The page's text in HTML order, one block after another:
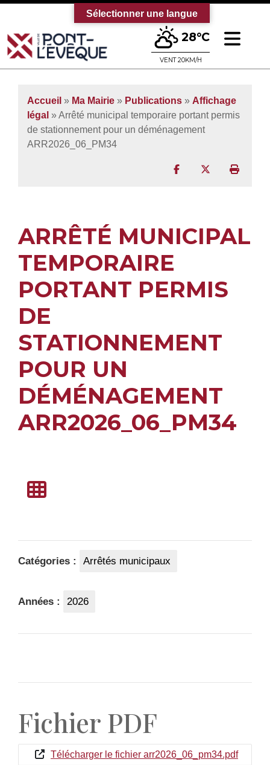
Bienvenue sur le site officiel de la
28°C
VENT 20KM/H
Accueil » Ma Mairie » Publications » Affichage
légal » Arrêté municipal temporaire portant permis
de stationnement pour un déménagement
ARR2026_06_PM34
Partager surPartager sur
ARRÊTÉ MUNICIPAL
TEMPORAIRE
PORTANT PERMIS
DE
STATIONNEMENT
POUR UN
DÉMÉNAGEMENT
ARR2026_06_PM34
Catégories : Arrêtés municipaux
Années : 2026
Fichier PDF
Télécharger le fichier arr2026_06_pm34.pdf
Sélectionner une langue